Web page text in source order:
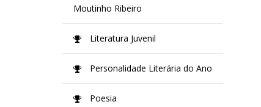
Moutinho Ribeiro
Literatura Juvenil
Personalidade Literária do Ano
Poesia